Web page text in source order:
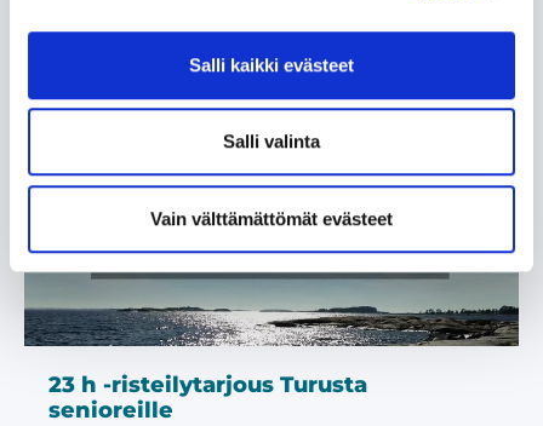
Salli kaikki evästeet
Salli valinta
Vain välttämättömät evästeet
23 h -risteilytarjous Turusta
senioreille